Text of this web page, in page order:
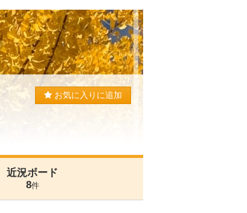
お気に入りに追加
近況ボード
8件